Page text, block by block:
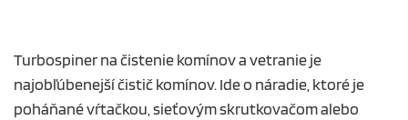
Turbospiner na čistenie komínov a vetranie je
najobľúbenejší čistič komínov. Ide o náradie, ktoré je
poháňané vŕtačkou, sieťovým skrutkovačom alebo